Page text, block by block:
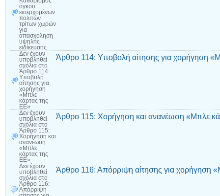
όγκου
εισερχομένων
πολιτών
τρίτων χωρών
για
απασχόληση
υψηλής
ειδίκευσης
Δεν έχουν
υποβληθεί
σχόλια στο
Άρθρο 114:
Υποβολή
αίτησης για
χορήγηση
«Μπλε
κάρτας της
ΕΕ»
Άρθρο 114: Υποβολή αίτησης για χορήγηση
Δεν έχουν
υποβληθεί
σχόλια στο
Άρθρο 115:
Χορήγηση και
ανανέωση
«Μπλε
κάρτας της
ΕΕ»
Άρθρο 115: Χορήγηση και ανανέωση «Μπλε
Δεν έχουν
υποβληθεί
σχόλια στο
Άρθρο 116:
Απόρριψη
Άρθρο 116: Απόρριψη αίτησης για χορήγηση